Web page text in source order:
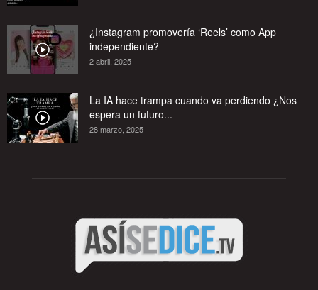
¿Instagram promovería ‘Reels’ como App
independiente?
2 abril, 2025
La IA hace trampa cuando va perdiendo ¿Nos
espera un futuro...
28 marzo, 2025